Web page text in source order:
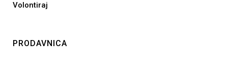
Volontiraj
PRODAVNICA